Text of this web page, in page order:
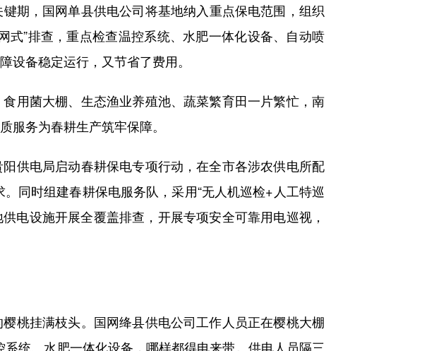
期，国网单县供电公司将基地纳入重点保电范围，组织
”排查，重点检查温控系统、水肥一体化设备、自动喷
备稳定运行，又节省了费用。
菌大棚、生态渔业养殖池、蔬菜繁育田一片繁忙，南
务为春耕生产筑牢保障。
电局启动春耕保电专项行动，在全市各涉农供电所配
同时组建春耕保电服务队，采用“无人机巡检+人工特巡
电设施开展全覆盖排查，开展专项安全可靠用电巡视，
挂满枝头。国网绛县供电公司工作人员正在樱桃大棚
统、水肥一体化设备，哪样都得电来带。供电人员隔三